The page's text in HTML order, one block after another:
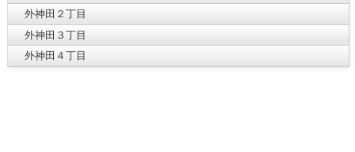
外神田２丁目
外神田３丁目
外神田４丁目